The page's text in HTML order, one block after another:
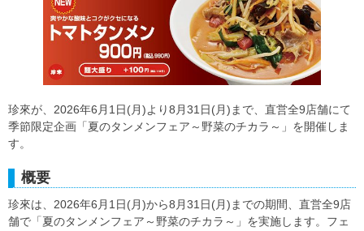
珍來が、2026年6月1日(月)より8月31日(月)まで、直営全9店舗にて
季節限定企画「夏のタンメンフェア～野菜のチカラ～」を開催しま
す。
概要
珍來は、2026年6月1日(月)から8月31日(月)までの期間、直営全9店
舗で「夏のタンメンフェア～野菜のチカラ～」を実施します。フェ